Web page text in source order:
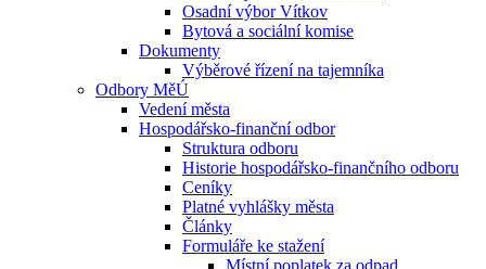
Osadní výbor Vítkov
Bytová a sociální komise
Dokumenty
Výběrové řízení na tajemníka
Odbory MěÚ
Vedení města
Hospodářsko-finanční odbor
Struktura odboru
Historie hospodářsko-finančního odboru
Ceníky
Platné vyhlášky města
Články
Formuláře ke stažení
Místní poplatek za odpad